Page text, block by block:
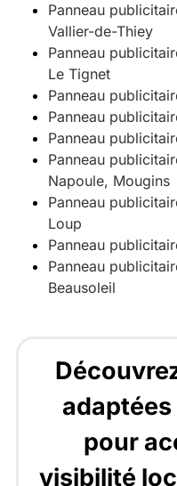
Panneau
Vallier-de-Thiey
Panneau
Le Tignet
Panneau
Panneau
Panneau
Panneau
Napoule, Mougins
Panneau
Loup
Panneau
Panneau
Beausoleil
pour
visibilité